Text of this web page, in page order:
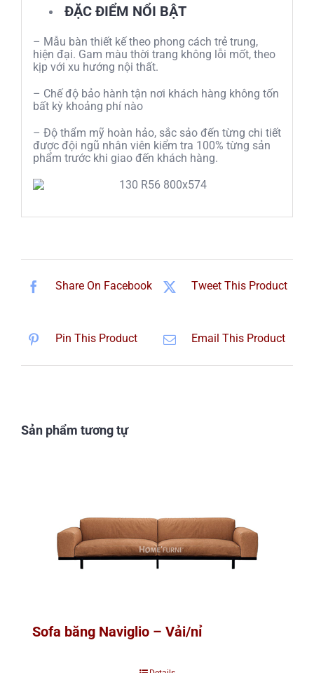
ĐẶC ĐIỂM NỔI BẬT
– Mẫu bàn thiết kế theo phong cách trẻ trung,
hiện đại. Gam màu thời trang không lỗi mốt, theo
kịp với xu hướng nội thất.
– Chế độ bảo hành tận nơi khách hàng không tốn
bất kỳ khoảng phí nào
– Độ thẩm mỹ hoàn hảo, sắc sảo đến từng chi tiết
được đội ngũ nhân viên kiểm tra 100% từng sản
phẩm trước khi giao đến khách hàng.
Share On Facebook Tweet This Product
Pin This Product Email This Product
Sản phẩm tương tự
Sofa băng Naviglio – Vải/nỉ